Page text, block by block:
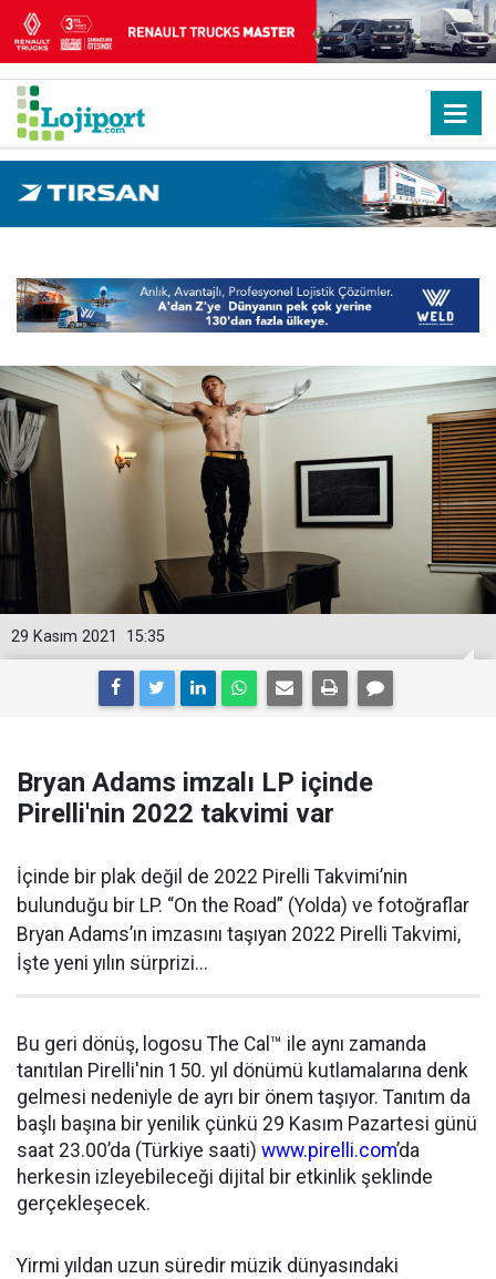
15:35
29 Kasım 2021
Bryan Adams imzalı LP içinde
Pirelli'nin 2022 takvimi var
İçinde bir plak değil de 2022 Pirelli Takvimi’nin
bulunduğu bir LP. “On the Road” (Yolda) ve fotoğraflar
Bryan Adams’ın imzasını taşıyan 2022 Pirelli Takvimi,
İşte yeni yılın sürprizi...
Bu geri dönüş, logosu The Cal™ ile aynı zamanda
tanıtılan Pirelli'nin 150. yıl dönümü kutlamalarına denk
gelmesi nedeniyle de ayrı bir önem taşıyor. Tanıtım da
başlı başına bir yenilik çünkü 29 Kasım Pazartesi günü
saat 23.00’da (Türkiye saati) www.pirelli.com’da
herkesin izleyebileceği dijital bir etkinlik şeklinde
gerçekleşecek.
Yirmi yıldan uzun süredir müzik dünyasındaki